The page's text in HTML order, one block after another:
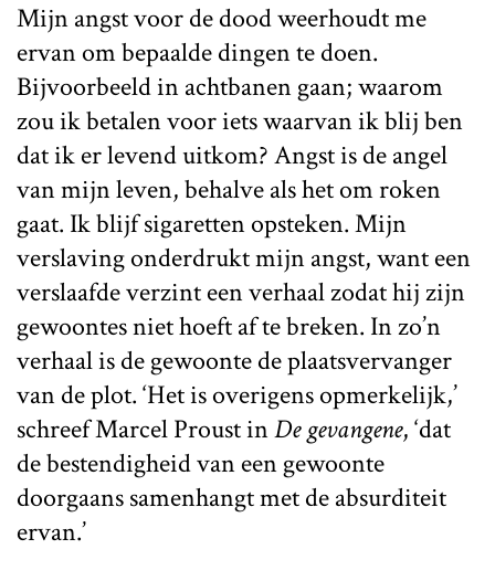
Mijn angst voor de dood weerhoudt me
ervan om bepaalde dingen te doen.
Bijvoorbeeld in achtbanen gaan; waarom
zou ik betalen voor iets waarvan ik blij ben
dat ik er levend uitkom? Angst is de angel
van mijn leven, behalve als het om roken
gaat. Ik blijf sigaretten opsteken. Mijn
verslaving onderdrukt mijn angst, want een
verslaafde verzint een verhaal zodat hij zijn
gewoontes niet hoeft af te breken. In zo’n
verhaal is de gewoonte de plaatsvervanger
van de plot. ‘Het is overigens opmerkelijk,’
schreef Marcel Proust inDe gevangene, ‘dat
de bestendigheid van een gewoonte
doorgaans samenhangt met de absurditeit
ervan.’